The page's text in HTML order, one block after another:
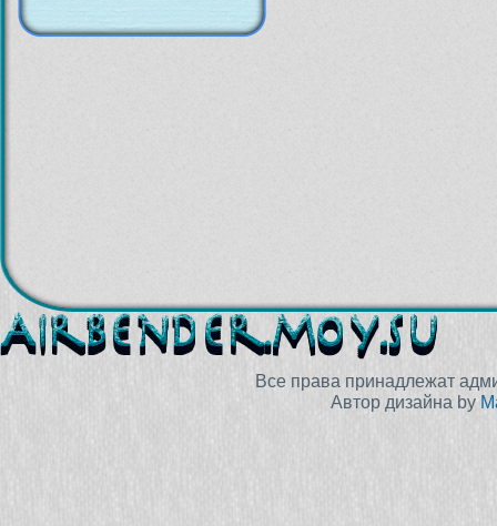
Все права принадлежат
Автор дизайна by